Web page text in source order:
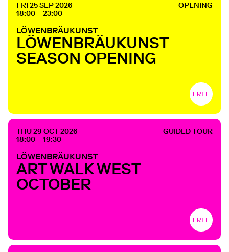
FRI 25 SEP 2026
18:00 – 23:00
OPENING
LÖWENBRÄUKUNST
LÖWENBRÄUKUNST
SEASON OPENING
FREE
THU 29 OCT 2026
18:00 – 19:30
GUIDED TOUR
LÖWENBRÄUKUNST
ART WALK WEST
OCTOBER
FREE